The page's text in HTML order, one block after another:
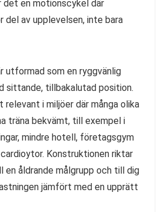
det en motionscykel där
del av upplevelsen, inte bara
utformad som en ryggvänlig
sittande, tillbakalutad position.
relevant i miljöer där många olika
träna bekvämt, till exempel i
mindre hotell, företagsgym
Konstruktionen riktar
åldrande målgrupp och till dig
jämfört med en upprätt